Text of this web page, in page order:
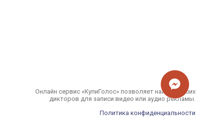
Онлайн сервис «КупиГолос» позволяет найти лучших
дикторов для записи видео или аудио рекламы.
Политика конфиденциальности